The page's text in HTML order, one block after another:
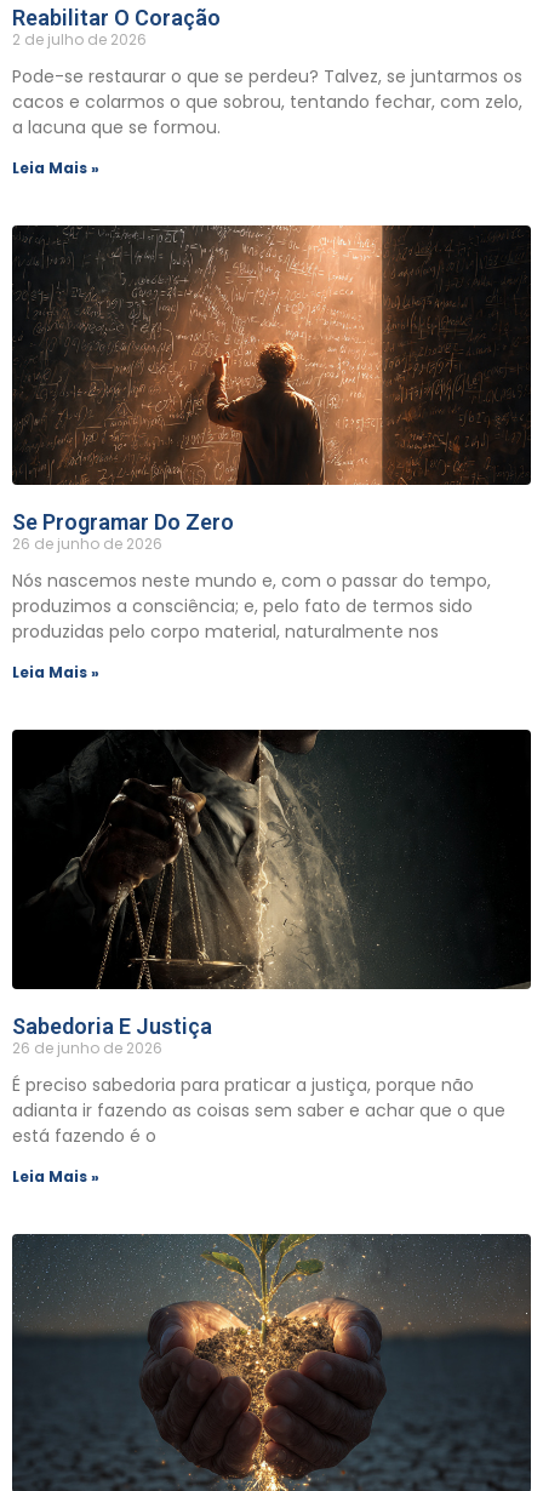
Reabilitar O Coração
2 de julho de 2026
Pode-se restaurar o que se perdeu? Talvez, se juntarmos os
cacos e colarmos o que sobrou, tentando fechar, com zelo,
a lacuna que se formou.
Leia Mais »
Se Programar Do Zero
26 de junho de 2026
​Nós nascemos neste mundo e, com o passar do tempo,
produzimos a consciência; e, pelo fato de termos sido
produzidas pelo corpo material, naturalmente nos
Leia Mais »
Sabedoria E Justiça
26 de junho de 2026
É preciso sabedoria para praticar a justiça, porque não
adianta ir fazendo as coisas sem saber e achar que o que
está fazendo é o
Leia Mais »